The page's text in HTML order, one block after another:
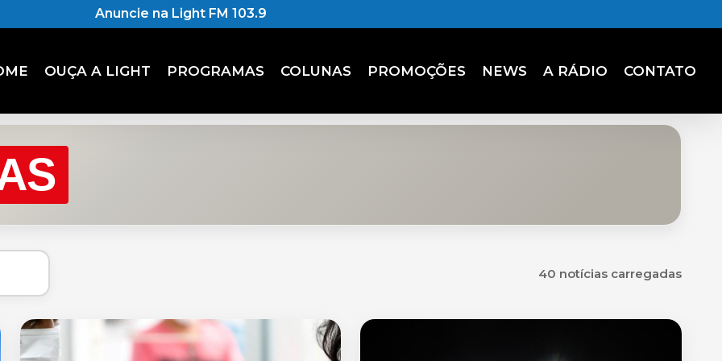
Anuncie na Light FM 103.9
OUÇA A LIGHT PROGRAMAS COLUNAS PROMOÇÕES NEWS A RÁDIO CONTATO
40 notícias carregadas